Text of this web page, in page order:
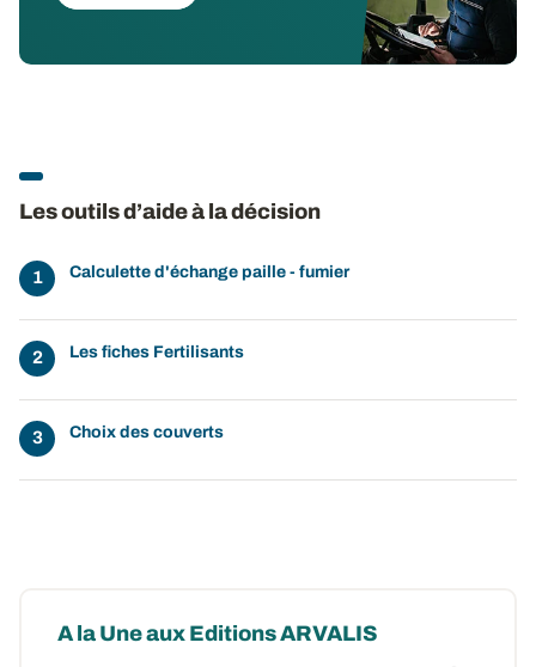
Les outils d’aide à la décision
Calculette d'échange paille - fumier
Les fiches Fertilisants
Choix des couverts
A la Une aux Editions ARVALIS